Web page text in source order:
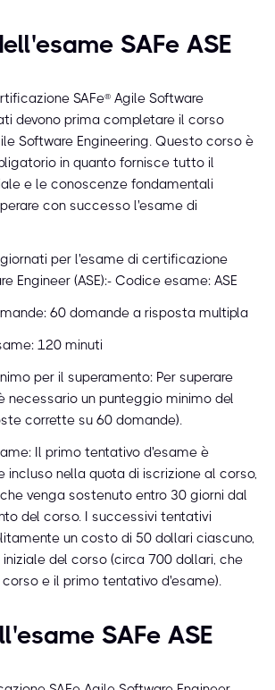
SAFe ASE
SAFe® Agile Software
devono prima completare il corso
Software Engineering. Questo corso è
in quanto fornisce tutto il
e le conoscenze fondamentali
con successo l'esame di
per l'esame di certificazione
Engineer (ASE):- Codice esame: ASE
60 domande a risposta multipla
120 minuti
per il superamento: Per superare
necessario un punteggio minimo del
corrette su 60 domande).
Il primo tentativo d'esame è
incluso nella quota di iscrizione al corso,
venga sostenuto entro 30 giorni dal
del corso. I successivi tentativi
un costo di 50 dollari ciascuno,
del corso (circa 700 dollari, che
e il primo tentativo d'esame).
SAFe ASE